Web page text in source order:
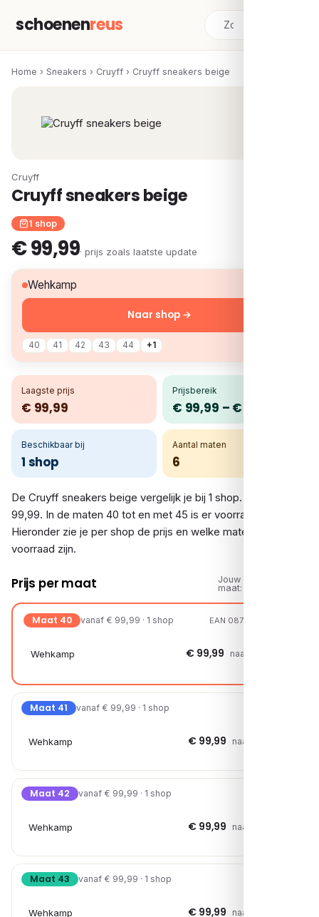
schoenenreus
Home › Sneakers › Cruyff › Cruyff sneakers beige
Cruyff
Cruyff sneakers beige
1 shop
€ 99,99· prijs zoals laatste update
Wehkamp
40 41 42 43 44 +1
Naar shop →
Laagste prijs
€ 99,99
Prijsbereik
€ 99,99 – € 99,99
Beschikbaar bij
1 shop
Aantal maten
6
De Cruyff sneakers beige vergelijk je bij 1 shop. De prijs is €
99,99. In de maten 40 tot en met 45 is er voorraad.
Hieronder zie je per shop de prijs en welke maten op
voorraad zijn.
Prijs per maat
Jouw
maat:
Maat 40 vanaf € 99,99 · 1 shop EAN 08721108130216
Wehkamp € 99,99 naar shop →
Maat 41 vanaf € 99,99 · 1 shop
Wehkamp € 99,99 naar shop →
Maat 42 vanaf € 99,99 · 1 shop
Wehkamp € 99,99 naar shop →
Maat 43 vanaf € 99,99 · 1 shop
Wehkamp € 99,99 naar shop →